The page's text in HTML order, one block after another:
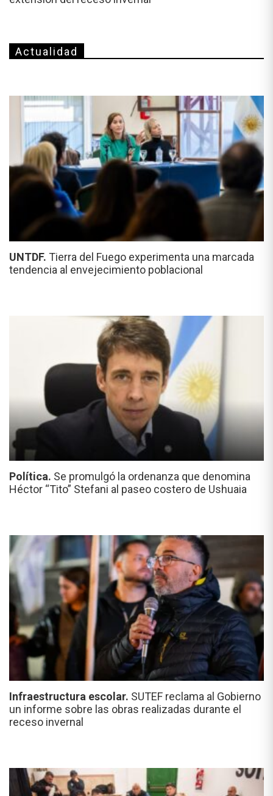
Actualidad
UNTDF. Tierra del Fuego experimenta una marcada
tendencia al envejecimiento poblacional
Política. Se promulgó la ordenanza que denomina
Héctor “Tito” Stefani al paseo costero de Ushuaia
Infraestructura escolar. SUTEF reclama al Gobierno
un informe sobre las obras realizadas durante el
receso invernal